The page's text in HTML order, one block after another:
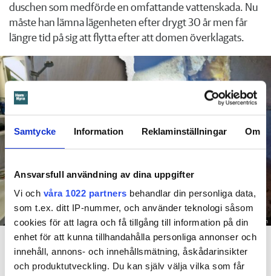
Samtycke Information Reklaminställningar Om
Ansvarsfull användning av dina uppgifter
Vi och våra 1022 partners behandlar din personliga data,
som t.ex. ditt IP-nummer, och använder teknologi såsom
cookies för att lagra och få tillgång till information på din
enhet för att kunna tillhandahålla personliga annonser och
innehåll, annons- och innehållsmätning, åskådarinsikter
och produktutveckling. Du kan själv välja vilka som får
duschen som medförde en omfattande vattenskada. Nu
måste han lämna lägenheten efter drygt 30 år men får
längre tid på sig att flytta efter att domen överklagats.
Foto: Hyresnämnden
En inspektion visade att vatten under en längre tid läckt in genom sprickor i väggen (de
röda markeringarna) och orsakat rötskador i syllen.